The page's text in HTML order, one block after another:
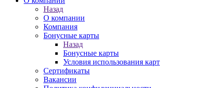
Назад
О компании
Компания
Бонусные карты
Назад
Бонусные карты
Условия использования карт
Сертификаты
Вакансии